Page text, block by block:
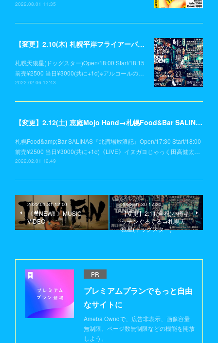
2022.08.01 11:35
【変更】2.10(木) 札幌平岸フライアーパーク→札幌天狼星(ドッグスター)
札幌天狼星(ドッグスター)Open/18:00 Start/18:15
前売¥2500 当日¥3000(共に+1d)※アルコールの…
2022.02.06 12:43
【変更】2.12(土) 恵庭Mojo Hand→札幌Food&Bar SALINAS
札幌Food&amp;Bar SALINAS『北酒場放浪記』Open/17:30 Start/18:00
前売¥2500 当日¥3000(共に+1d)《LIVE》イヌガヨじゃっく田高健太…
2022.02.01 12:49
2022.01.31 12:00
《🎥NEW!! 》MUSIC
VIDEO
2022.01.30 17:20
【変更】2.11(金祝)小樽キ
ッチンぐるぐる→札幌天
狼星(ドッグスター)
PR
プレミアムプランでもっと自由
なサイトに
Ameba Owndで、広告非表示、画像容量
無制限、ページ数無制限などの機能を開放
しよう。